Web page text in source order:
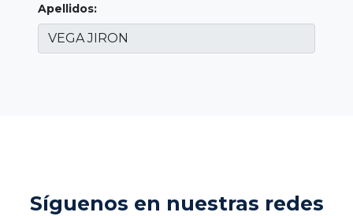
Apellidos:
Síguenos en nuestras redes